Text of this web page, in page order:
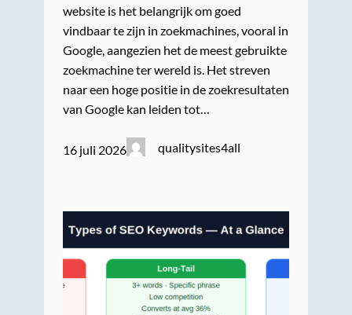
website is het belangrijk om goed
vindbaar te zijn in zoekmachines, vooral in
Google, aangezien het de meest gebruikte
zoekmachine ter wereld is. Het streven
naar een hoge positie in de zoekresultaten
van Google kan leiden tot…
16 juli 2026 qualitysites4all